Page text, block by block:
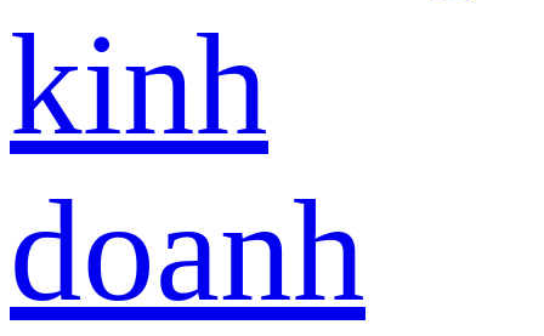
kinh
doanh